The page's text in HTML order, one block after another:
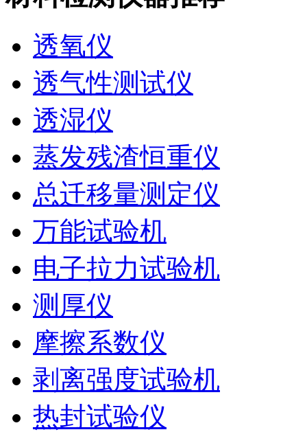
透氧仪
透气性测试仪
透湿仪
蒸发残渣恒重仪
总迁移量测定仪
万能试验机
电子拉力试验机
测厚仪
摩擦系数仪
剥离强度试验机
热封试验仪